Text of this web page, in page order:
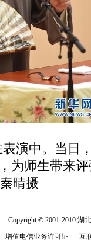
演中。当日
为师生带来
晴摄
Copyright © 2001-2010 湖
增值电信业务许可证 － 互